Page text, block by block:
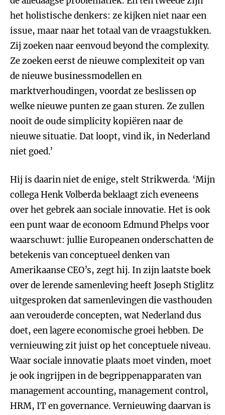
het holistische denkers: ze kijken niet naar een
issue, maar naar het totaal van de vraagstukken.
Zij zoeken naar eenvoud beyond the complexity.
Ze zoeken eerst de nieuwe complexiteit op van
de nieuwe businessmodellen en
marktverhoudingen, voordat ze beslissen op
welke nieuwe punten ze gaan sturen. Ze zullen
nooit de oude simplicity kopiëren naar de
nieuwe situatie. Dat loopt, vind ik, in Nederland
niet goed.’
Hij is daarin niet de enige, stelt Strikwerda. ‘Mijn
collega Henk Volberda beklaagt zich eveneens
over het gebrek aan sociale innovatie. Het is ook
een punt waar de econoom Edmund Phelps voor
waarschuwt: jullie Europeanen onderschatten de
betekenis van conceptueel denken van
Amerikaanse CEO’s, zegt hij. In zijn laatste boek
over de lerende samenleving heeft Joseph Stiglitz
uitgesproken dat samenlevingen die vasthouden
aan verouderde concepten, wat Nederland dus
doet, een lagere economische groei hebben. De
vernieuwing zit juist op het conceptuele niveau.
Waar sociale innovatie plaats moet vinden, moet
je ook ingrijpen in de begrippenapparaten van
management accounting, management control,
HRM, IT en governance. Vernieuwing daarvan is